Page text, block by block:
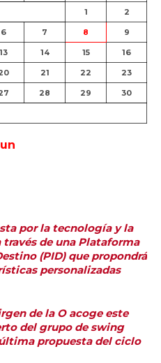
1 2
6 7 8 9
13 14 15 16
21 22 23
28 29 30
por la tecnología y la
de una Plataforma
(PID) que propondrá
personalizadas
de la O acoge este
del grupo de swing
propuesta del ciclo